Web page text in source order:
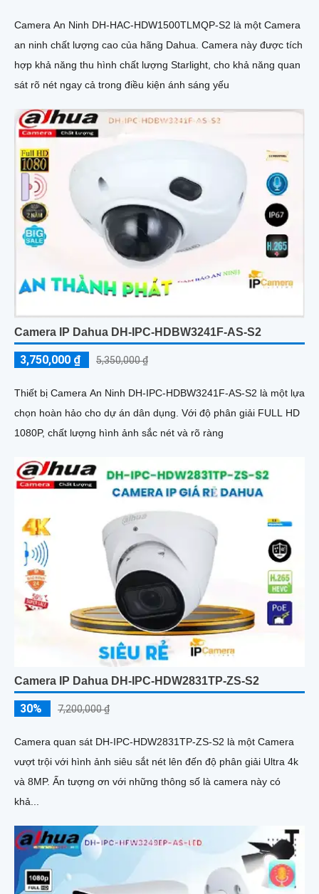
Camera An Ninh DH-HAC-HDW1500TLMQP-S2 là một Camera
an ninh chất lượng cao của hãng Dahua. Camera này được tích
hợp khả năng thu hình chất lượng Starlight, cho khả năng quan
sát rõ nét ngay cả trong điều kiện ánh sáng yếu
Camera IP Dahua DH-IPC-HDBW3241F-AS-S2
3,750,000 ₫ 5,350,000 ₫
Thiết bị Camera An Ninh DH-IPC-HDBW3241F-AS-S2 là một lựa
chọn hoàn hảo cho dự án dân dụng. Với độ phân giải FULL HD
1080P, chất lượng hình ảnh sắc nét và rõ ràng
Camera IP Dahua DH-IPC-HDW2831TP-ZS-S2
30% 7,200,000 ₫
Camera quan sát DH-IPC-HDW2831TP-ZS-S2 là một Camera
vượt trội với hình ảnh siêu sắt nét lên đến độ phân giải Ultra 4k
và 8MP. Ấn tượng ơn với những thông số là camera này có
khả...